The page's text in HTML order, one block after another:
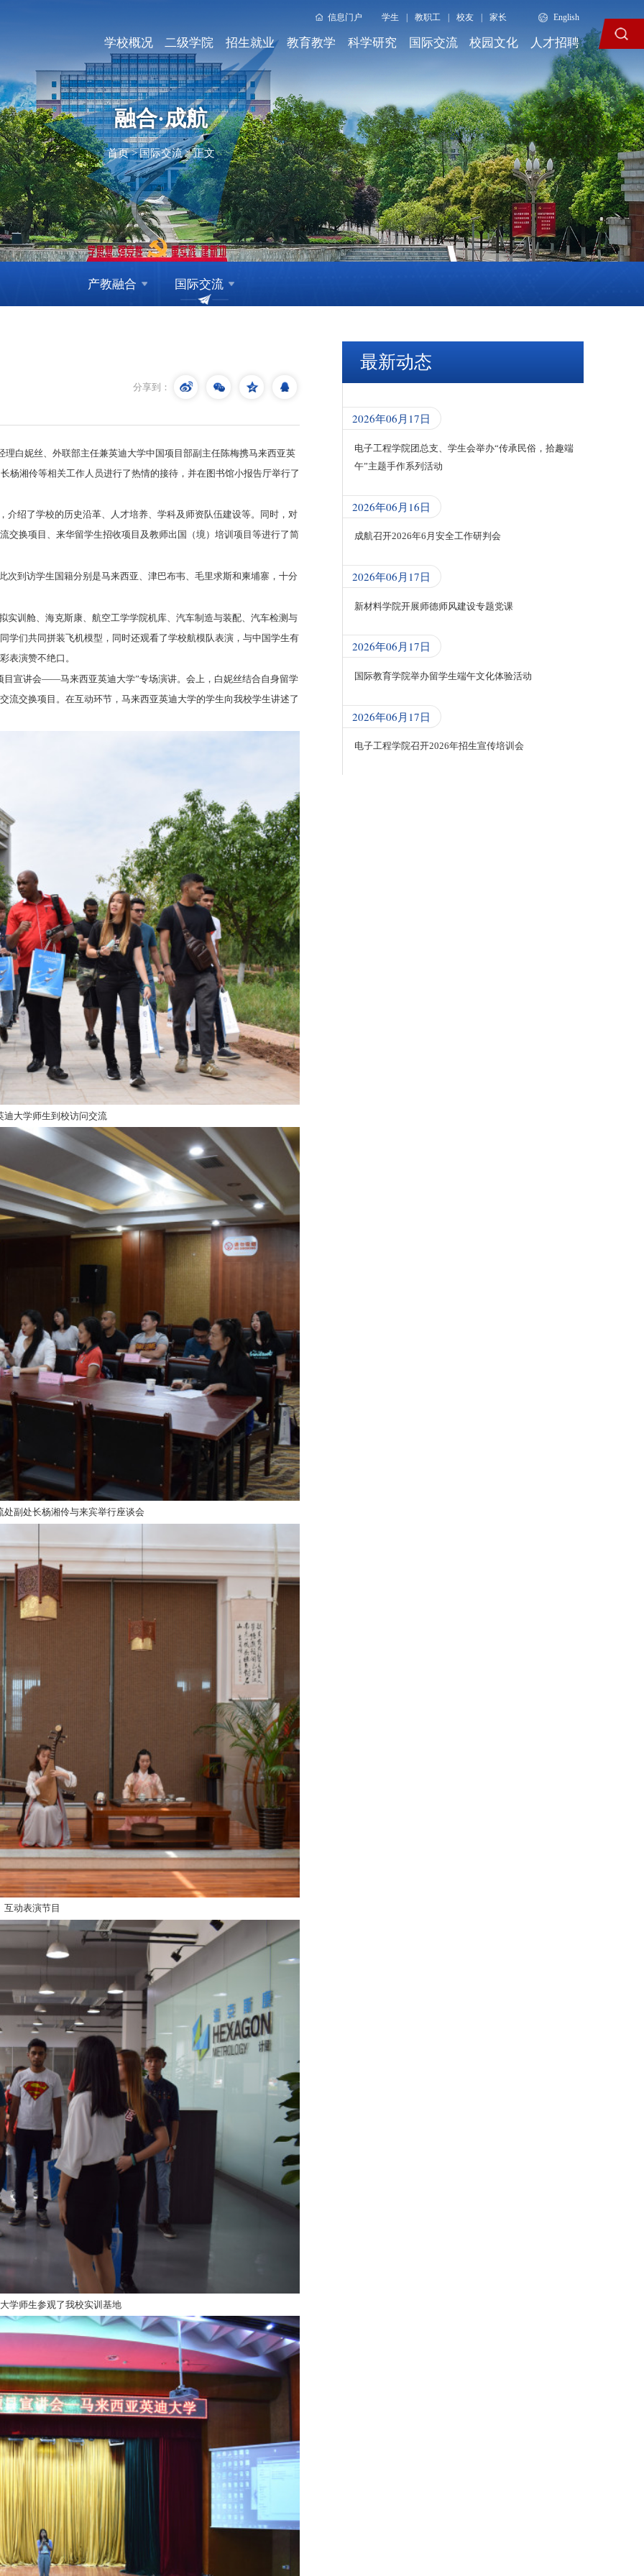
信息门户 学生 教职工 校友 家长 English
学校概况 二级学院 招生就业 教育教学 科学研究 国际交流 校园文化 人才招聘
融合·成航
首页 > 国际交流 > 正文
产教融合 国际交流
分享到：
白妮丝、外联部主任兼英迪大学中国项目部副主任陈梅携马来西亚英
杨湘伶等相关工作人员进行了热情的接待，并在图书馆小报告厅举行了
介绍了学校的历史沿革、人才培养、学科及师资队伍建设等。同时，对
交换项目、来华留学生招收项目及教师出国（境）培训项目等进行了简
次到访学生国籍分别是马来西亚、津巴布韦、毛里求斯和柬埔寨，十分
实训舱、海克斯康、航空工学学院机库、汽车制造与装配、汽车检测与
学们共同拼装飞机模型，同时还观看了学校航模队表演，与中国学生有
表演赞不绝口。
目宣讲会——马来西亚英迪大学”专场演讲。会上，白妮丝结合自身留学
流交换项目。在互动环节，马来西亚英迪大学的学生向我校学生讲述了
迪大学师生到校访问交流
处副处长杨湘伶与来宾举行座谈会
互动表演节目
学师生参观了我校实训基地
最新动态
2026年06月17日
电子工程学院团总支、学生会举办“传承民俗，拾趣端
午”主题手作系列活动
2026年06月16日
成航召开2026年6月安全工作研判会
2026年06月17日
新材料学院开展师德师风建设专题党课
2026年06月17日
国际教育学院举办留学生端午文化体验活动
2026年06月17日
电子工程学院召开2026年招生宣传培训会